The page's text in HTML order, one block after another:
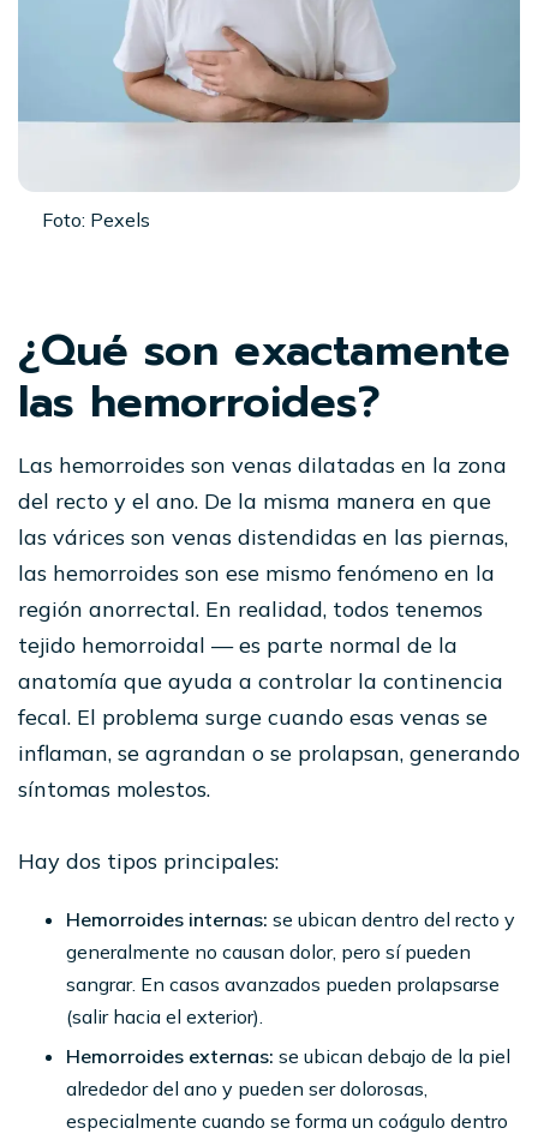
Foto: Pexels
¿Qué son exactamente
las hemorroides?
Las hemorroides son venas dilatadas en la zona
del recto y el ano. De la misma manera en que
las várices son venas distendidas en las piernas,
las hemorroides son ese mismo fenómeno en la
región anorrectal. En realidad, todos tenemos
tejido hemorroidal — es parte normal de la
anatomía que ayuda a controlar la continencia
fecal. El problema surge cuando esas venas se
inflaman, se agrandan o se prolapsan, generando
síntomas molestos.
Hay dos tipos principales:
Hemorroides internas: se ubican dentro del recto y
generalmente no causan dolor, pero sí pueden
sangrar. En casos avanzados pueden prolapsarse
(salir hacia el exterior).
Hemorroides externas: se ubican debajo de la piel
alrededor del ano y pueden ser dolorosas,
especialmente cuando se forma un coágulo dentro